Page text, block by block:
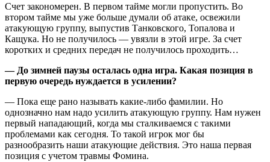
Счет закономерен. В первом тайме могли пропустить. Во
втором тайме мы уже больше думали об атаке, освежили
атакующую группу, выпустив Танковского, Топалова и
Кащука. Но не получилось — увязли в этой игре. За счет
коротких и средних передач не получилось проходить…
— До зимней паузы осталась одна игра. Какая позиция в
первую очередь нуждается в усилении?
— Пока еще рано называть какие-либо фамилии. Но
однозначно нам надо усилить атакующую группу. Нам нужен
первый нападающий, когда мы сталкиваемся с такими
проблемами как сегодня. То такой игрок мог бы
разнообразить наши атакующие действия. Это наша первая
позиция с учетом травмы Фомина.